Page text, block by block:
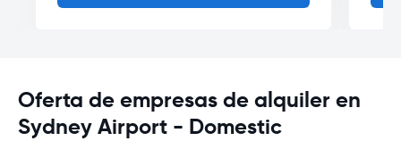
Oferta de empresas de alquiler en
Sydney Airport - Domestic